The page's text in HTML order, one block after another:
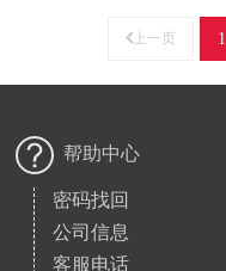
上一页 1
帮助中心
密码找回
公司信息
客服电话